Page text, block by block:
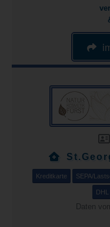
Kreditkarte SEPA/
DHL
Daten